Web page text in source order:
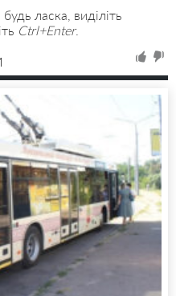
ласка, виділіть
Ctrl+Enter.